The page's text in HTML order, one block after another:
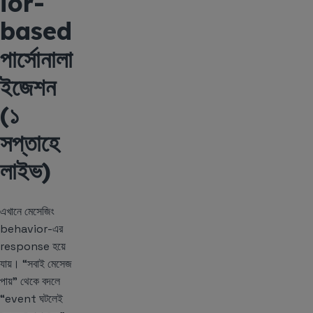
based
পার্সোনালা
ইজেশন
(১
সপ্তাহে
লাইভ)
এখানে মেসেজিং
behavior-এর
response হয়ে
যায়। “সবাই মেসেজ
পায়” থেকে বদলে
“event ঘটলেই